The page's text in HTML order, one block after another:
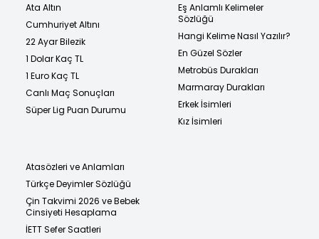
Ata Altın
Cumhuriyet Altını
22 Ayar Bilezik
1 Dolar Kaç TL
1 Euro Kaç TL
Canlı Maç Sonuçları
Süper Lig Puan Durumu
Eş Anlamlı Kelimeler
Sözlüğü
Hangi Kelime Nasıl Yazılır?
En Güzel Sözler
Metrobüs Durakları
Marmaray Durakları
Erkek İsimleri
Kız İsimleri
Atasözleri ve Anlamları
Türkçe Deyimler Sözlüğü
Çin Takvimi 2026 ve Bebek
Cinsiyeti Hesaplama
İETT Sefer Saatleri